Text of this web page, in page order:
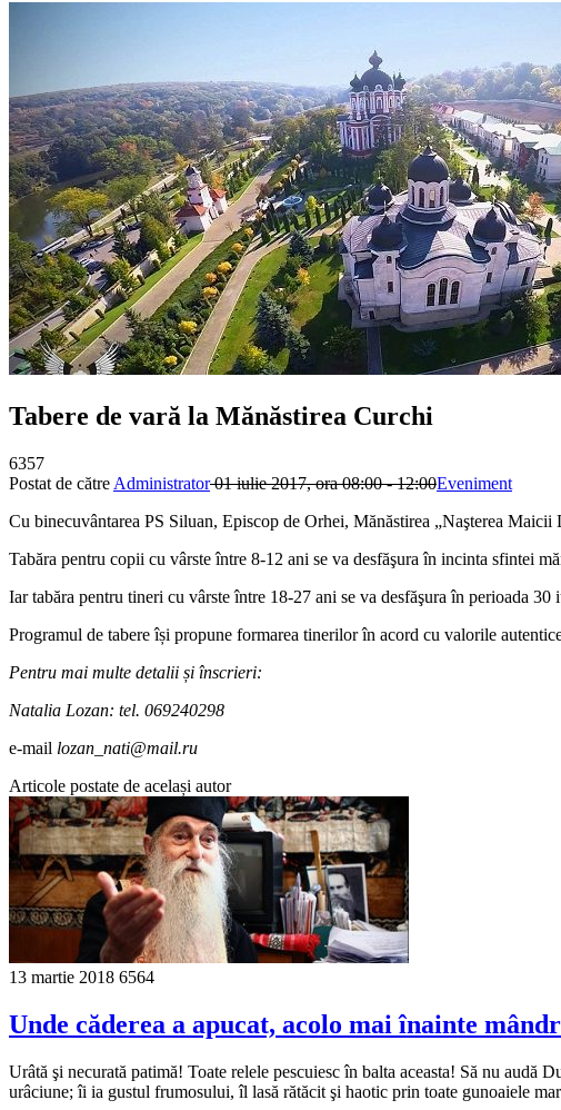
Tabere de vară la Mănăstirea Curchi
6357
Postat de către Administrator01 iulie 2017, ora 08:00 - 12:00Eveniment
Cu binecuvântarea PS Siluan, Episcop de Orhei, Mănăstirea „Naşterea
Tabăra pentru copii cu vârste între 8-12 ani se va desfăşura în incinta sfintei
Iar tabăra pentru tineri cu vârste între 18-27 ani se va desfăşura în perioada 30
Programul de tabere își propune formarea tinerilor în acord cu valorile
Pentru mai multe detalii și înscrieri:
Natalia Lozan: tel. 069240298
e-mail lozan_nati@mail.ru
Articole postate de același autor
13 martie 2018 6564
Unde căderea a apucat, acolo mai înainte
Urâtă şi necurată patimă! Toate relele pescuiesc în balta aceasta! Să nu audă
urâciune; îi ia gustul frumosului, îl lasă rătăcit şi haotic prin toate gunoaiele